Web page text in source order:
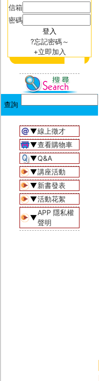
信箱
密碼
?忘記密碼～
+立即加入
▼線上徵才
▼查看購物車
▼Q&A
▼講座活動
▼新書發表
▼活動花絮
▼
APP 隱私權
聲明